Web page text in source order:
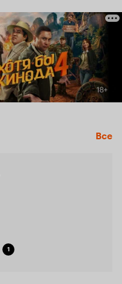
Все
1